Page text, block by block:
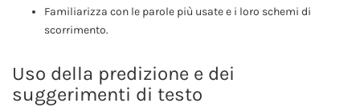
Familiarizza con le parole più usate e i loro schemi di
scorrimento.
Uso della predizione e dei
suggerimenti di testo